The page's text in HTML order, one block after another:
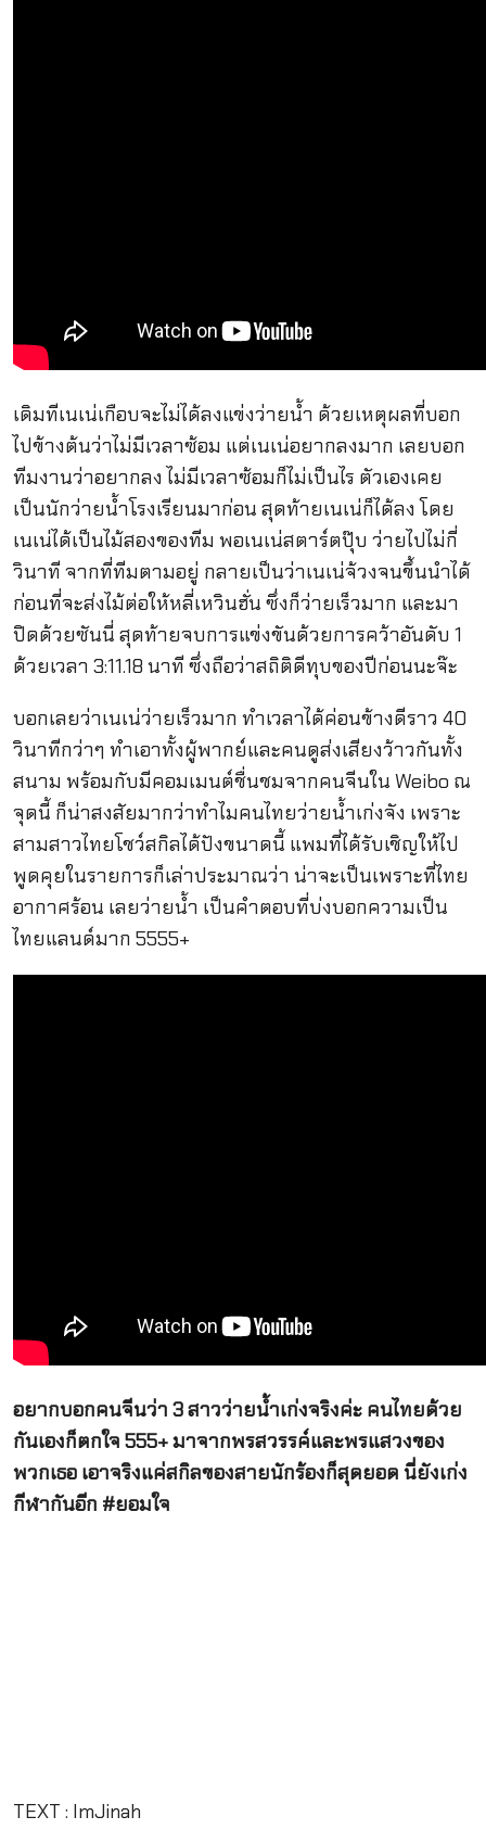
เดิมทีเนเน่เกือบจะไม่ได้ลงแข่งว่ายน้ำ ด้วยเหตุผลที่บอก
ไปข้างต้นว่าไม่มีเวลาซ้อม แต่เนเน่อยากลงมาก เลยบอก
ทีมงานว่าอยากลง ไม่มีเวลาซ้อมก็ไม่เป็นไร ตัวเองเคย
เป็นนักว่ายน้ำโรงเรียนมาก่อน สุดท้ายเนเน่ก็ได้ลง โดย
เนเน่ได้เป็นไม้สองของทีม พอเนเน่สตาร์ตปุ๊บ ว่ายไปไม่กี่
วินาที จากที่ทีมตามอยู่ กลายเป็นว่าเนเน่จ้วงจนขึ้นนำได้
ก่อนที่จะส่งไม้ต่อให้หลี่เหวินฮั่น ซึ่งก็ว่ายเร็วมาก และมา
ปิดด้วยซันนี่ สุดท้ายจบการแข่งขันด้วยการคว้าอันดับ 1
ด้วยเวลา 3:11.18 นาที ซึ่งถือว่าสถิติดีทุบของปีก่อนนะจ๊ะ
บอกเลยว่าเนเน่ว่ายเร็วมาก ทำเวลาได้ค่อนข้างดีราว 40
วินาทีกว่าๆ ทำเอาทั้งผู้พากย์และคนดูส่งเสียงว้าวกันทั้ง
สนาม พร้อมกับมีคอมเมนต์ชื่นชมจากคนจีนใน Weibo ณ
จุดนี้ ก็น่าสงสัยมากว่าทำไมคนไทยว่ายน้ำเก่งจัง เพราะ
สามสาวไทยโชว์สกิลได้ปังขนาดนี้ แพมที่ได้รับเชิญให้ไป
พูดคุยในรายการก็เล่าประมาณว่า น่าจะเป็นเพราะที่ไทย
อากาศร้อน เลยว่ายน้ำ เป็นคำตอบที่บ่งบอกความเป็น
ไทยแลนด์มาก 5555+
อยากบอกคนจีนว่า 3 สาวว่ายน้ำเก่งจริงค่ะ คนไทยด้วย
กันเองก็ตกใจ 555+ มาจากพรสวรรค์และพรแสวงของ
พวกเธอ เอาจริงแค่สกิลของสายนักร้องก็สุดยอด นี่ยังเก่ง
กีฬากันอีก #ยอมใจ
TEXT : ImJinah